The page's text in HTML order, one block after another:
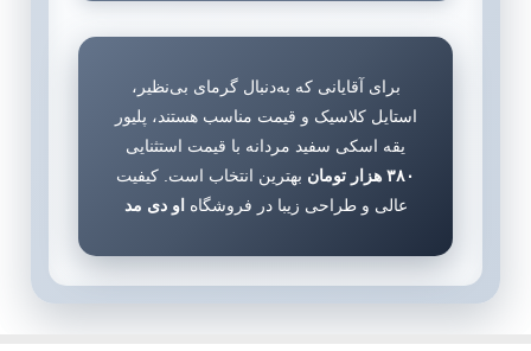
برای آقایانی که به‌دنبال گرمای بی‌نظیر،
استایل کلاسیک و قیمت مناسب هستند، پلیور
یقه اسکی سفید مردانه با قیمت استثنایی
۳۸۰ هزار تومان
بهترین انتخاب است. کیفیت
عالی و طراحی زیبا در فروشگاه او دی مد